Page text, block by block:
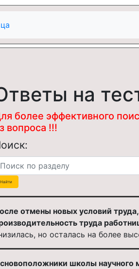
на
более эффективного
вопроса !!!
отмены новых условий
труда
но осталась на более
школы научного